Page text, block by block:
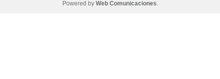
Powered by Web Comunicaciones.